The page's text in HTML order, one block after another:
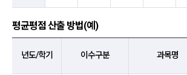
평균평점 산출 방법(예)
년도/학기
이수구분 과목명